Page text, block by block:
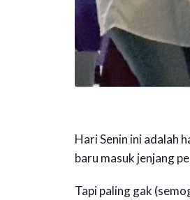
Hari Senin ini adalah
baru masuk jenjang
Tapi paling gak